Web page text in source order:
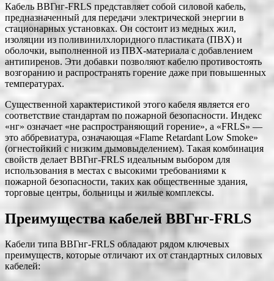
Кабель ВВГнг-FRLS представляет собой силовой кабель,
предназначенный для передачи электрической энергии в
стационарных установках. Он состоит из медных жил,
изоляции из поливинилхлоридного пластиката (ПВХ) и
оболочки, выполненной из ПВХ-материала с добавлением
антипиренов. Эти добавки позволяют кабелю противостоять
возгоранию и распространять горение даже при повышенных
температурах.
Существенной характеристикой этого кабеля является его
соответствие стандартам по пожарной безопасности. Индекс
«нг» означает «не распространяющий горение», а «FRLS» —
это аббревиатура, означающая «Flame Retardant Low Smoke»
(огнестойкий с низким дымовыделением). Такая комбинация
свойств делает ВВГнг-FRLS идеальным выбором для
использования в местах с высокими требованиями к
пожарной безопасности, таких как общественные здания,
торговые центры, больницы и жилые комплексы.
Преимущества кабелей ВВГнг-FRLS
Кабели типа ВВГнг-FRLS обладают рядом ключевых
преимуществ, которые отличают их от стандартных силовых
кабелей: